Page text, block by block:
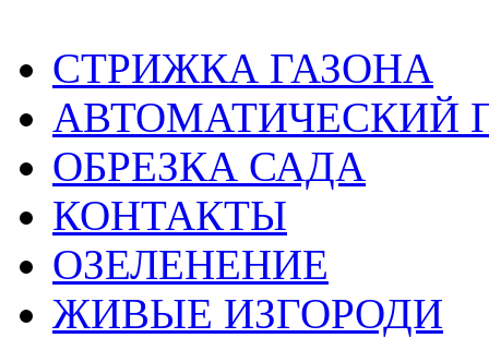
СТРИЖКА ГАЗОНА
АВТОМАТИЧЕСКИЙ
ОБРЕЗКА САДА
КОНТАКТЫ
ОЗЕЛЕНЕНИЕ
ЖИВЫЕ ИЗГОРОДИ